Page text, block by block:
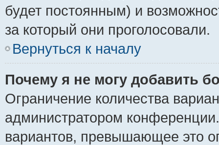
будет постоянным) и
за который они проголосовали.
Вернуться к началу
Почему я не могу добавить
Ограничение количества
администратором
вариантов, превышающее это